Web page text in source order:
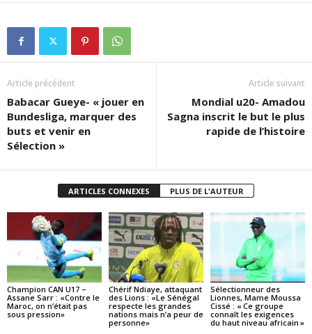
Article précédent
Babacar Gueye- « jouer en
Bundesliga, marquer des
buts et venir en
Sélection »
Article suivant
Mondial u20- Amadou
Sagna inscrit le but le plus
rapide de l’histoire
ARTICLES CONNEXES PLUS DE L'AUTEUR
Champion CAN U17 –
Assane Sarr : «Contre le
Maroc, on n’était pas
sous pression»
Chérif Ndiaye, attaquant
des Lions : «Le Sénégal
respecte les grandes
nations mais n’a peur de
personne»
Sélectionneur des
Lionnes, Mame Moussa
Cissé : « Ce groupe
connaît les exigences
du haut niveau africain »